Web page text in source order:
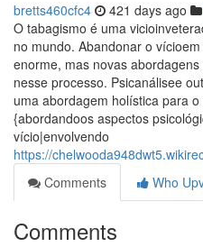
bretts460cfc4 421 days ago
O tabagismo é uma
no mundo. Abandonar o
enorme, mas novas
nesse processo. Psicanálisee
uma abordagem holística para
{abordandoos aspectos
vício|envolvendo
https://
Comments
Who
Comments